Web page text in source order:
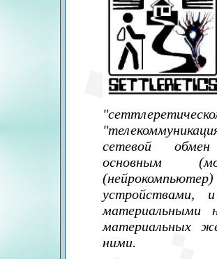
сетевой
основным
устройствами,
материальными
материальных
ними.